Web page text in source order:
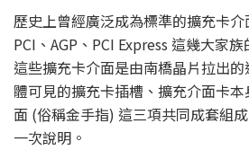
歷史上曾經廣泛成為標準的擴充卡介
PCI、AGP、PCI Express 這幾大家
這些擴充卡介面是由南橋晶片拉出
體可見的擴充卡插槽、擴充介面卡
面 (俗稱金手指) 這三項共同成套組
一次說明。